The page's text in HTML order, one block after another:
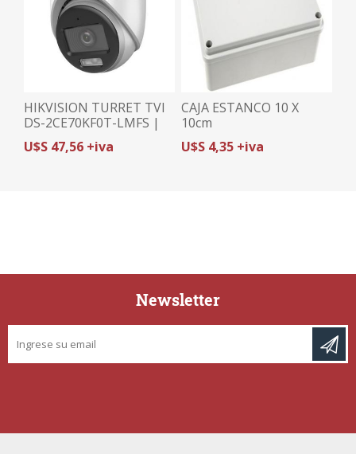
HIKVISION TURRET TVI
DS-2CE70KF0T-LMFS |
3K (5MP)/2.8mm |
COLORVU | HYBRID
U$S 47,56 +iva
CAJA ESTANCO 10 X
10cm
U$S 4,35 +iva
Newsletter